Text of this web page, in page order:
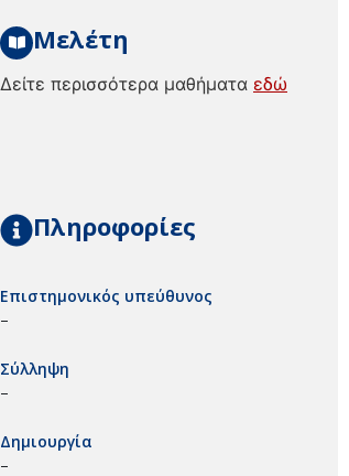
Μελέτη
Δείτε περισσότερα μαθήματα εδώ
Πληροφορίες
Επιστημονικός υπεύθυνος
–
Σύλληψη
–
Δημιουργία
–